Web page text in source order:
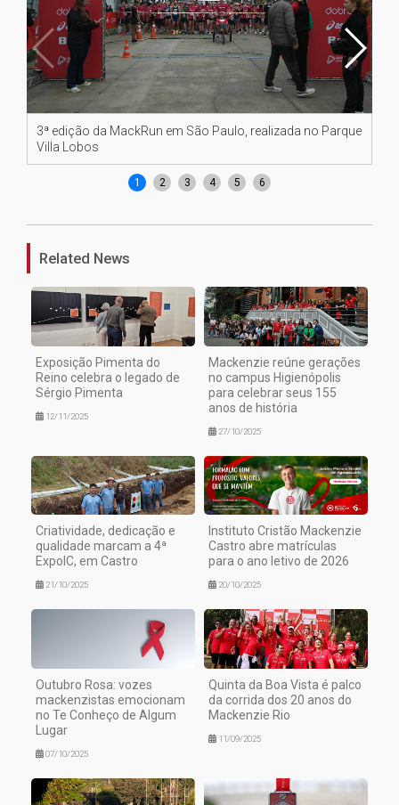
3ª edição da MackRun em São Paulo, realizada no Parque
Villa Lobos
1 2 3 4 5 6
Related News
Exposição Pimenta do
Reino celebra o legado de
Sérgio Pimenta
12/11/2025
Mackenzie reúne gerações
no campus Higienópolis
para celebrar seus 155
anos de história
27/10/2025
Criatividade, dedicação e
qualidade marcam a 4ª
ExpoIC, em Castro
21/10/2025
Instituto Cristão Mackenzie
Castro abre matrículas
para o ano letivo de 2026
20/10/2025
Outubro Rosa: vozes
mackenzistas emocionam
no Te Conheço de Algum
Lugar
07/10/2025
Quinta da Boa Vista é palco
da corrida dos 20 anos do
Mackenzie Rio
11/09/2025